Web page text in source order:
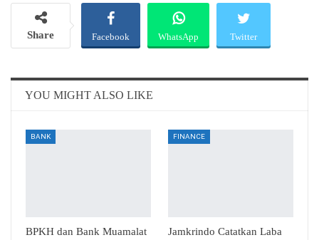
Share Facebook WhatsApp Twitter
YOU MIGHT ALSO LIKE
BANK
BPKH dan Bank Muamalat
FINANCE
Jamkrindo Catatkan Laba